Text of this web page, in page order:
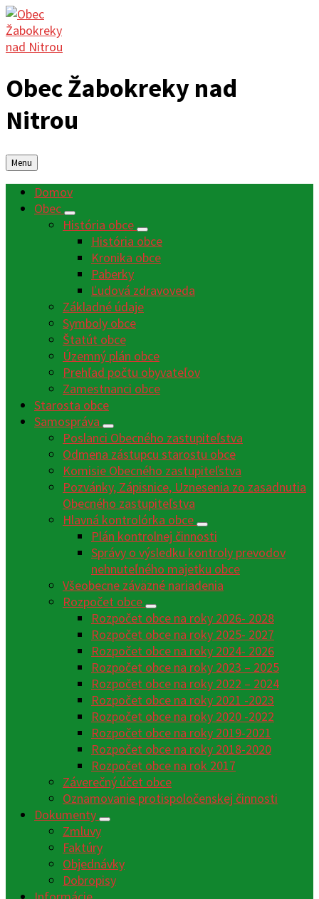
Obec Žabokreky nad
Nitrou
Menu
Domov
Obec
História obce
História obce
Kronika obce
Paberky
Ľudová zdravoveda
Základné údaje
Symboly obce
Štatút obce
Územný plán obce
Prehľad počtu obyvateľov
Zamestnanci obce
Starosta obce
Samospráva
Poslanci Obecného zastupiteľstva
Odmena zástupcu starostu obce
Komisie Obecného zastupiteľstva
Pozvánky, Zápisnice, Uznesenia zo zasadnutia
Obecného zastupiteľstva
Hlavná kontrolórka obce
Plán kontrolnej činnosti
Správy o výsledku kontroly prevodov
nehnuteľného majetku obce
Všeobecne záväzné nariadenia
Rozpočet obce
Rozpočet obce na roky 2026- 2028
Rozpočet obce na roky 2025- 2027
Rozpočet obce na roky 2024- 2026
Rozpočet obce na roky 2023 – 2025
Rozpočet obce na roky 2022 – 2024
Rozpočet obce na roky 2021 -2023
Rozpočet obce na roky 2020 -2022
Rozpočet obce na roky 2019-2021
Rozpočet obce na roky 2018-2020
Rozpočet obce na rok 2017
Záverečný účet obce
Oznamovanie protispoločenskej činnosti
Dokumenty
Zmluvy
Faktúry
Objednávky
Dobropisy